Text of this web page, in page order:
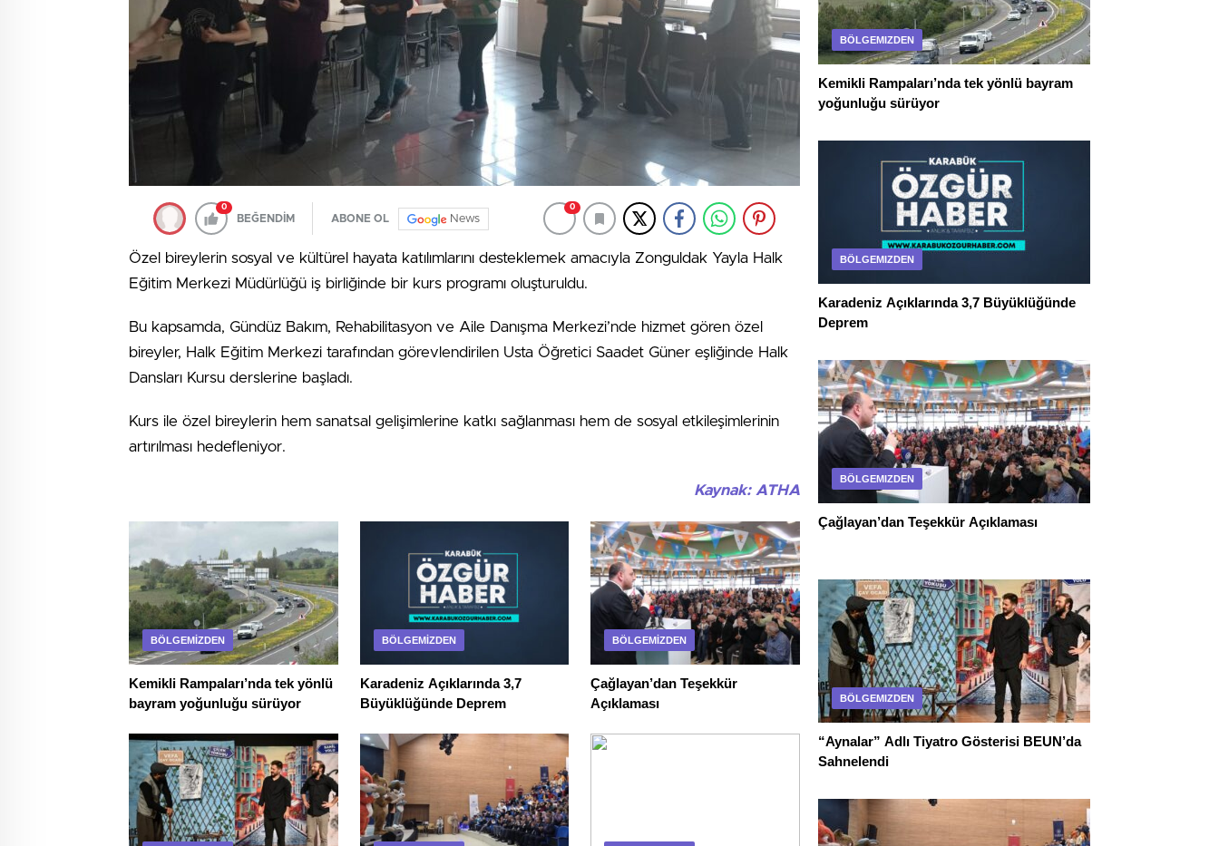
0
BEĞENDİM ABONE OL News
0
Özel bireylerin sosyal ve kültürel hayata katılımlarını desteklemek amacıyla Zonguldak Yayla Halk
Eğitim Merkezi Müdürlüğü iş birliğinde bir kurs programı oluşturuldu.
Bu kapsamda, Gündüz Bakım, Rehabilitasyon ve Aile Danışma Merkezi’nde hizmet gören özel
bireyler, Halk Eğitim Merkezi tarafından görevlendirilen Usta Öğretici Saadet Güner eşliğinde Halk
Dansları Kursu derslerine başladı.
Kurs ile özel bireylerin hem sanatsal gelişimlerine katkı sağlanması hem de sosyal etkileşimlerinin
artırılması hedefleniyor.
Kaynak: ATHA
BÖLGEMIZDEN
Kemikli Rampaları’nda tek yönlü
bayram yoğunluğu sürüyor
BÖLGEMIZDEN
Karadeniz Açıklarında 3,7
Büyüklüğünde Deprem
BÖLGEMIZDEN
Çağlayan’dan Teşekkür
Açıklaması
BÖLGEMIZDEN
Kemikli Rampaları’nda tek yönlü bayram
yoğunluğu sürüyor
BÖLGEMIZDEN
Karadeniz Açıklarında 3,7 Büyüklüğünde
Deprem
BÖLGEMIZDEN
Çağlayan’dan Teşekkür Açıklaması
BÖLGEMIZDEN
“Aynalar” Adlı Tiyatro Gösterisi BEUN’da
Sahnelendi